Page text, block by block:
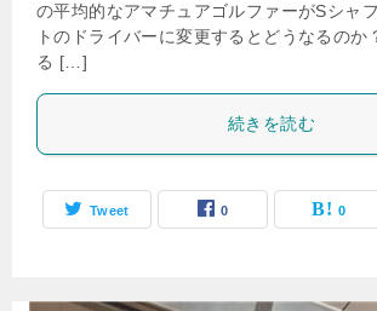
の平均的なアマチュアゴルファーがSシャ
トのドライバーに変更するとどうなるのか
る […]
続きを読む
Tweet 0 0